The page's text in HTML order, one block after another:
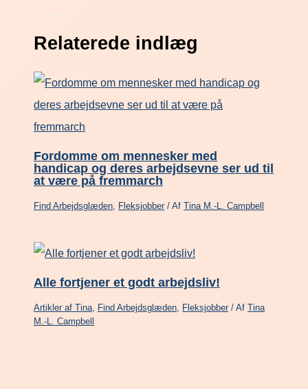
Relaterede indlæg
Fordomme om mennesker med
handicap og deres arbejdsevne ser ud til
at være på fremmarch
Find Arbejdsglæden, Fleksjobber/ AfTina M.-L. Campbell
Alle fortjener et godt arbejdsliv!
Artikler af Tina, Find Arbejdsglæden, Fleksjobber/ AfTina
M.-L. Campbell